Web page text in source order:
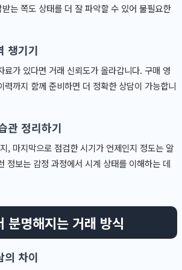
는 쪽도 상태를 더 잘 파악할 수 있어 불필요한
챙기기
료가 있다면 거래 신뢰도가 올라갑니다. 구매 영
력까지 함께 준비하면 더 정확한 상담이 가능합니
관 정리하기
, 마지막으로 점검한 시기가 언제인지 정도는 알
정보는 감정 과정에서 시계 상태를 이해하는 데
분명해지는 거래 방식
의 차이